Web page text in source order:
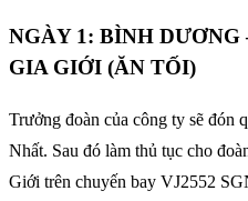
NGÀY 1: BÌNH DƯƠNG
GIA GIỚI (ĂN TỐI)
Trưởng đoàn của công ty sẽ đón
Nhất. Sau đó làm thủ tục cho
Giới trên chuyến bay VJ2552